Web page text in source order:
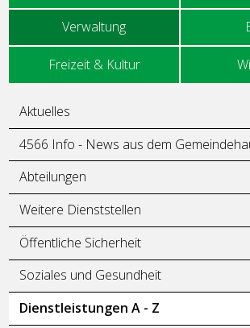
Verwaltung
Freizeit & Kultur
Unternavigation
Aktuelles
4566 Info - News aus dem
Abteilungen
Weitere Dienststellen
Öffentliche Sicherheit
Soziales und Gesundheit
Dienstleistungen A - Z